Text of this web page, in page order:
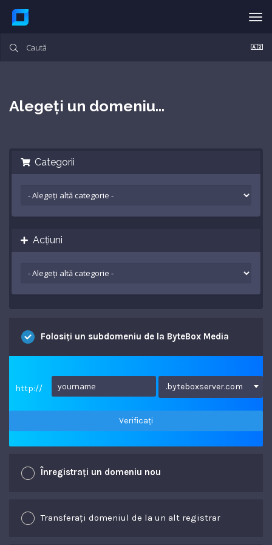
Alegeți un domeniu...
Categorii
Acțiuni
Folosiți un subdomeniu de la ByteBox Media
http:// .byteboxserver.com
Verificați
Înregistrați un domeniu nou
Transferați domeniul de la un alt registrar